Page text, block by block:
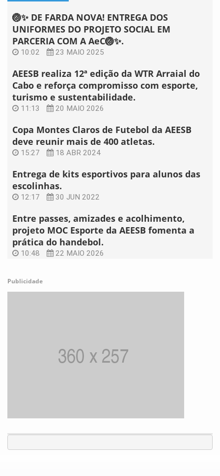
🏐✨ DE FARDA NOVA! ENTREGA DOS
UNIFORMES DO PROJETO SOCIAL EM
PARCERIA COM A AeC🏐✨.
10:02 23 MAIO 2025
AEESB realiza 12ª edição da WTR Arraial do
Cabo e reforça compromisso com esporte,
turismo e sustentabilidade.
11:13 20 MAIO 2026
Copa Montes Claros de Futebol da AEESB
deve reunir mais de 400 atletas.
15:27 18 ABR 2024
Entrega de kits esportivos para alunos das
escolinhas.
12:17 30 JUN 2022
Entre passes, amizades e acolhimento,
projeto MOC Esporte da AEESB fomenta a
prática do handebol.
10:48 22 MAIO 2026
Publicidade